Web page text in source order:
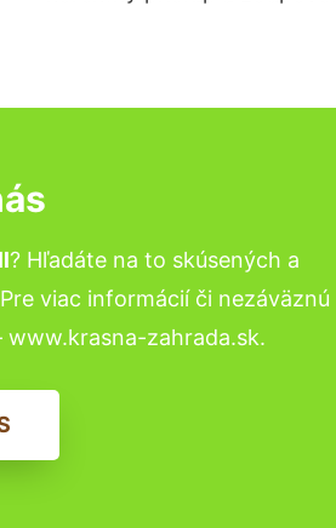
? Hľadáte na to skúsených a
viac informácií či nezáväznú
zahrada.sk.